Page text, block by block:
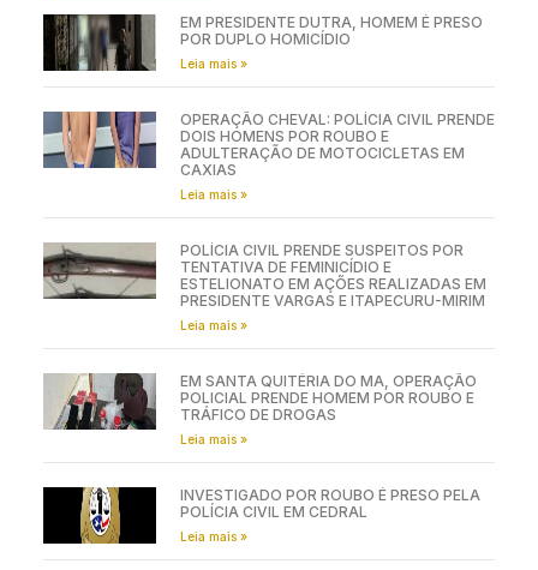
EM PRESIDENTE DUTRA, HOMEM É PRESO
POR DUPLO HOMICÍDIO
Leia mais »
OPERAÇÃO CHEVAL: POLÍCIA CIVIL PRENDE
DOIS HOMENS POR ROUBO E
ADULTERAÇÃO DE MOTOCICLETAS EM
CAXIAS
Leia mais »
POLÍCIA CIVIL PRENDE SUSPEITOS POR
TENTATIVA DE FEMINICÍDIO E
ESTELIONATO EM AÇÕES REALIZADAS EM
PRESIDENTE VARGAS E ITAPECURU-MIRIM
Leia mais »
EM SANTA QUITÉRIA DO MA, OPERAÇÃO
POLICIAL PRENDE HOMEM POR ROUBO E
TRÁFICO DE DROGAS
Leia mais »
INVESTIGADO POR ROUBO É PRESO PELA
POLÍCIA CIVIL EM CEDRAL
Leia mais »